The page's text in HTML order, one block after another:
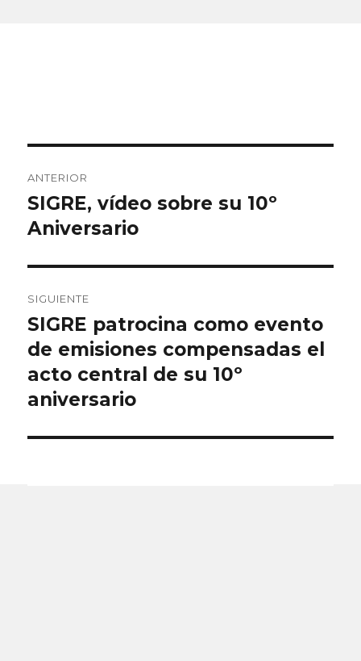
de
entradas
ANTERIOR
Entrada
anterior:
SIGRE, vídeo sobre su 10º
Aniversario
SIGUIENTE
Entrada
siguiente:
SIGRE patrocina como evento
de emisiones compensadas el
acto central de su 10º
aniversario